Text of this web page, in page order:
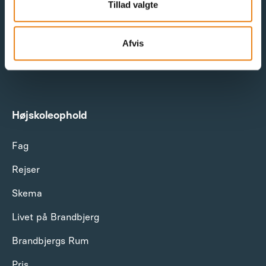
Tillad valgte
Afvis
Højskoleophold
Fag
Rejser
Skema
Livet på Brandbjerg
Brandbjergs Rum